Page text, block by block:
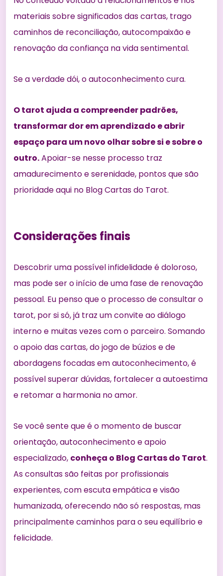
materiais sobresignificados das cartas, trago
caminhos de reconciliação, autocompaixão e
renovação da confiança na vida sentimental.
Se a verdade dói, o autoconhecimento cura.
O tarot ajuda a compreender padrões,
transformar dor em aprendizado e abrir
espaço para um novo olhar sobre si e sobre o
outro.Apoiar-se nesse processo traz
amadurecimento e serenidade, pontos que são
prioridade aqui no Blog Cartas do Tarot.
Considerações finais
Descobrir uma possível infidelidade é doloroso,
mas pode ser o início de uma fase de renovação
pessoal. Eu penso que o processo de consultar o
tarot, por si só, já traz um convite ao diálogo
interno e muitas vezes com o parceiro. Somando
o apoio das cartas, do jogo de búzios e de
abordagens focadas em autoconhecimento, é
possível superar dúvidas, fortalecer a autoestima
e retomar a harmonia no amor.
Se você sente que é o momento de buscar
orientação, autoconhecimento e apoio
especializado, conheça o Blog Cartas do Tarot.
As consultas são feitas por profissionais
experientes, com escuta empática e visão
humanizada, oferecendo não só respostas, mas
principalmente caminhos para o seu equilíbrio e
felicidade.